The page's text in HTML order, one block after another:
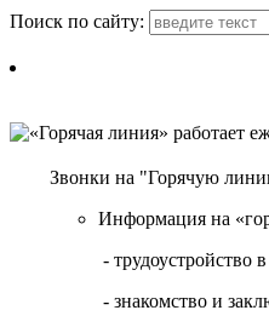
Поиск по сайту:
Звонки на "Горячую
Информация на
- трудоустройство
- знакомство и